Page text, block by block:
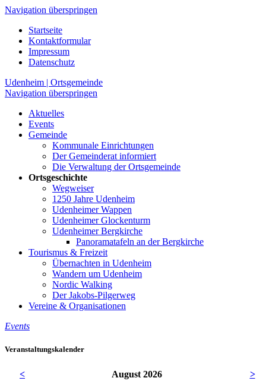
Navigation überspringen
Startseite
Kontaktformular
Impressum
Datenschutz
Udenheim | Ortsgemeinde
Navigation überspringen
Aktuelles
Events
Gemeinde
Kommunale Einrichtungen
Der Gemeinderat informiert
Die Verwaltung der Ortsgemeinde
Ortsgeschichte
Wegweiser
1250 Jahre Udenheim
Udenheimer Wappen
Udenheimer Glockenturm
Udenheimer Bergkirche
Panoramatafeln an der Bergkirche
Tourismus & Freizeit
Übernachten in Udenheim
Wandern um Udenheim
Nordic Walking
Der Jakobs-Pilgerweg
Vereine & Organisationen
Events
Veranstaltungskalender
< August 2026
>